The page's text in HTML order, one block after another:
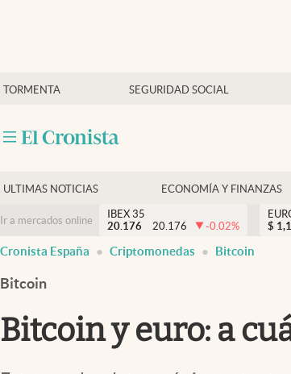
TORMENTA SEGURIDAD SOCIAL
Economía y finanzas
Criptomonedas
ULTIMAS NOTICIAS ECONOMÍA Y FINANZAS
Ir a mercados online
IBEX 35
20.176
20.176 -0.02%
$
Cronista España Criptomonedas Bitcoin
Bitcoin
Bitcoin y euro: a